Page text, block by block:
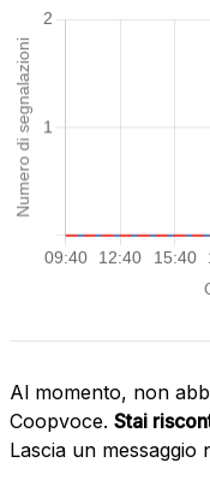
Al momento, non
Coopvoce. Stai
Lascia un messaggio